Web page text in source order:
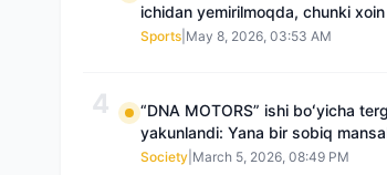
ichidan yemirilmoqda, chunki xoin
Sports May 8, 2026, 03:53 AM
4
“DNA MOTORS” ishi boʻyicha
yakunlandi: Yana bir sobiq
qamoqqa olingan,
Society March 5, 2026, 08:49 PM